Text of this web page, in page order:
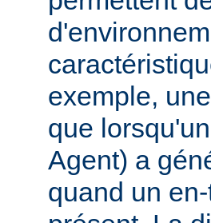
exemple,
que
Agent) a
quand un